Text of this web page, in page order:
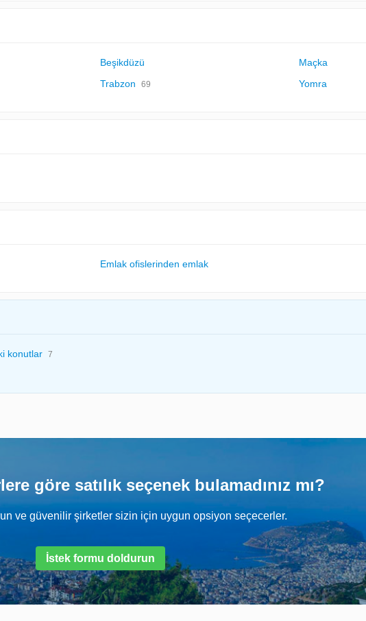
Beşikdüzü
Maçka
Trabzon 69 Yomra
Emlak ofislerinden emlak
konutlar 7
göre satılık seçenek bulamadınız mı?
ve güvenilir şirketler sizin için uygun opsiyon seçecerler.
İstek formu doldurun